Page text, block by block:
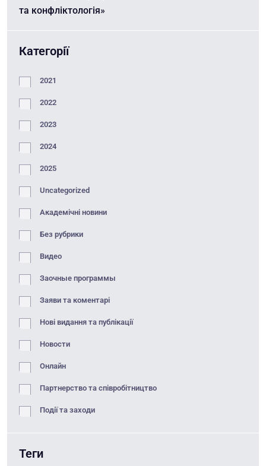
та конфліктологія»
Категорії
2021
2022
2023
2024
2025
Uncategorized
Академічні новини
Без рубрики
Видео
Заочные программы
Заяви та коментарі
Нові видання та публікації
Новости
Онлайн
Партнерство та співробітництво
Події та заходи
Теги